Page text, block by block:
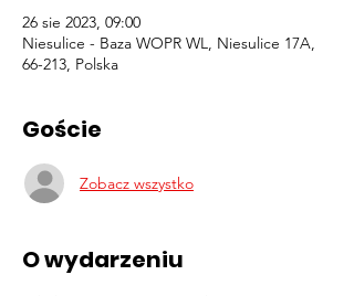
26 sie 2023, 09:00
Niesulice - Baza WOPR WL, Niesulice 17A,
66-213, Polska
Goście
Zobacz wszystko
O wydarzeniu